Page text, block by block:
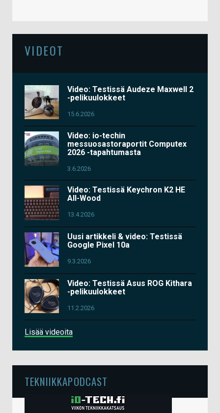
VIDEOT
Video: Testissä Audeze Maxwell 2
-pelikuulokkeet
15.6.2026
Video: io-techin
messuosastoraportit Computex
2026 -tapahtumasta
3.6.2026
Video: Testissä Keychron K2 HE
All-Wood
13.4.2026
Uusi artikkeli & video: Testissä
Google Pixel 10a
9.3.2026
Video: Testissä Asus ROG Kithara
-pelikuulokkeet
11.2.2026
Lisää videoita
TEKNIIKKAPODCAST